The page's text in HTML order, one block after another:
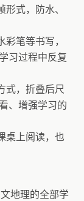
式，防水、
笔等书写，
习过程中反复
式，折叠后尺
、增强学习的
桌上阅读，也
地理的全部学